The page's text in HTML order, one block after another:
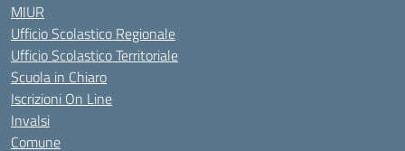
MIUR
Ufficio Scolastico Regionale
Ufficio Scolastico Territoriale
Scuola in Chiaro
Iscrizioni On Line
Invalsi
Comune